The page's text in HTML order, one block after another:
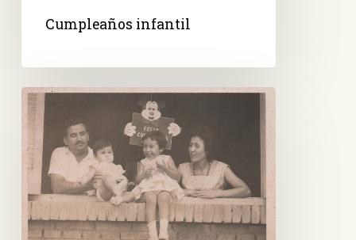
Cumpleaños infantil
Cumpleaños
infantil